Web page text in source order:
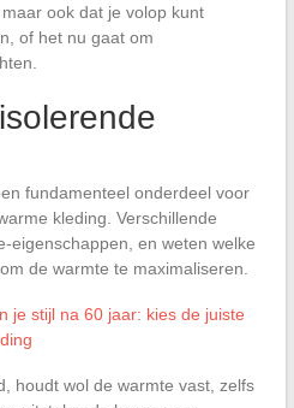
ook dat je volop kunt
of het nu gaat om
fundamenteel onderdeel voor
kleding. Verschillende
eigenschappen, en weten welke
de warmte te maximaliseren.
je stijl na 60 jaar: kies de juiste
houdt wol de warmte vast, zelfs